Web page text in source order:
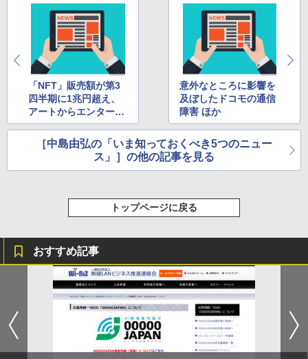
「NFT」販売額が第3
四半期に1兆円超え、
アートからエンターテ
インメントまで ほか
意外なところに影響を
及ぼしたドコモの通信
障害 ほか
［中島由弘の「いま知っておくべき5つのニュー
ス」］の他の記事を見る
トップページに戻る
おすすめ記事